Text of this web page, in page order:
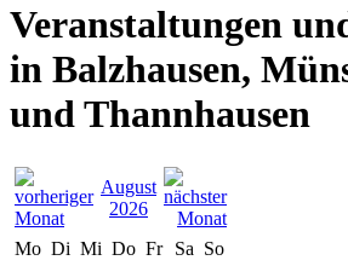
Veranstaltungen
in Balzhausen,
und Thannhausen
August
2026
Mo Di Mi Do Fr Sa So